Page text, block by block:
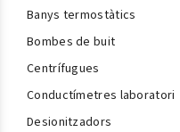
Banys termostàtics
Bombes de buit
Centrífugues
Conductímetres laboratori
Desionitzadors